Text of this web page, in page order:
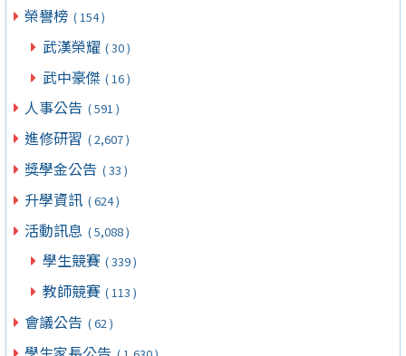
榮譽榜 ( 154 )
武漢榮耀 ( 30 )
武中豪傑 ( 16 )
人事公告 ( 591 )
進修研習 ( 2,607 )
獎學金公告 ( 33 )
升學資訊 ( 624 )
活動訊息 ( 5,088 )
學生競賽 ( 339 )
教師競賽 ( 113 )
會議公告 ( 62 )